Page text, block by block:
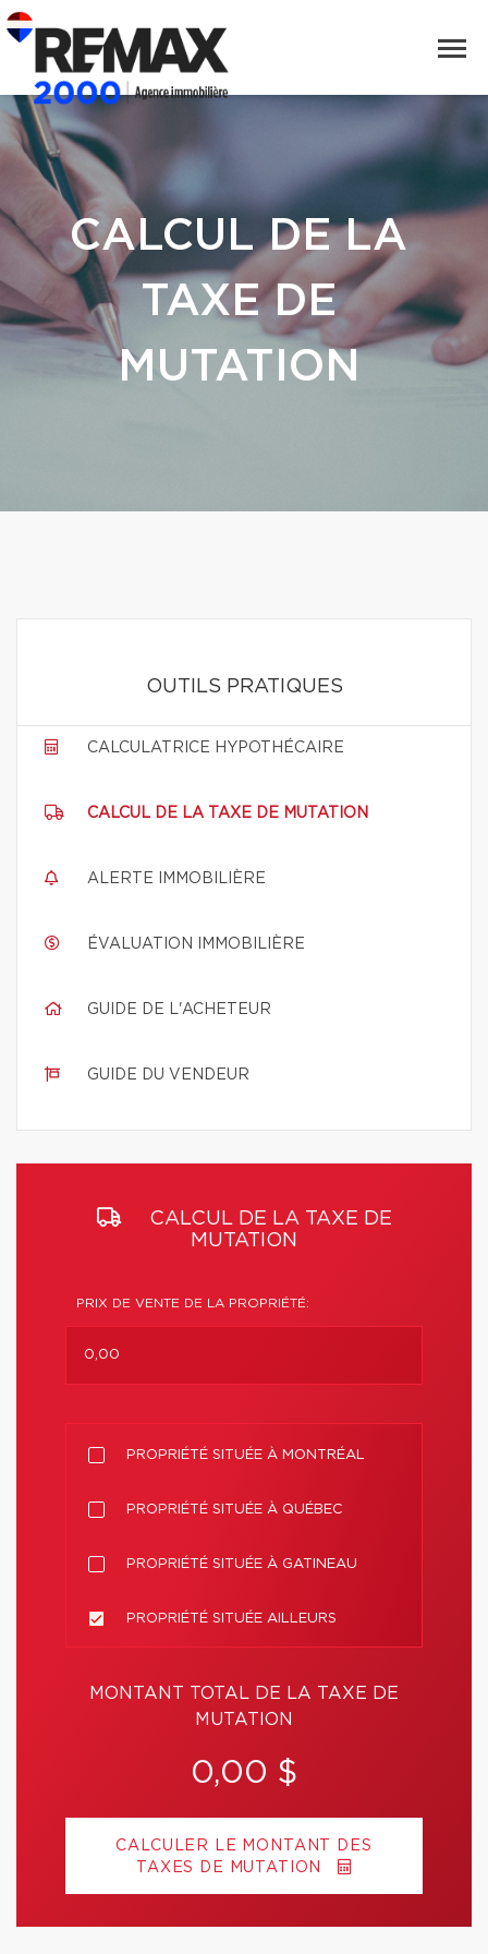
CALCUL DE LA
TAXE DE
MUTATION
OUTILS PRATIQUES
CALCULATRICE HYPOTHÉCAIRE
CALCUL DE LA TAXE DE MUTATION
ALERTE IMMOBILIÈRE
ÉVALUATION IMMOBILIÈRE
GUIDE DE L'ACHETEUR
GUIDE DU VENDEUR
CALCUL DE LA TAXE DE
MUTATION
PRIX DE VENTE DE LA PROPRIÉTÉ:
PROPRIÉTÉ SITUÉE À MONTRÉAL
PROPRIÉTÉ SITUÉE À QUÉBEC
PROPRIÉTÉ SITUÉE À GATINEAU
PROPRIÉTÉ SITUÉE AILLEURS
MONTANT TOTAL DE LA TAXE DE
MUTATION
0,00 $
CALCULER LE MONTANT DES
TAXES DE MUTATION